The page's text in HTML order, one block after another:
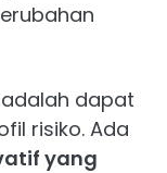
adalah dapat
risiko. Ada
yang